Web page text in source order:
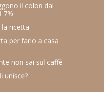
il colon dal
7%
ricetta
per farlo a casa
non sai sul caffè
unisce?